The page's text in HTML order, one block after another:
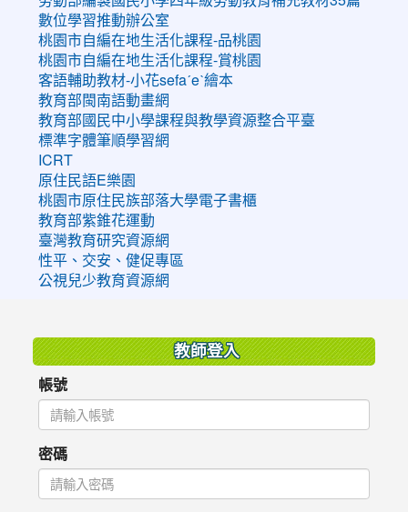
數位學習推動辦公室
桃園市自編在地生活化課程-品桃園
桃園市自編在地生活化課程-賞桃園
客語輔助教材-小花sefaˊeˋ繪本
教育部閩南語動畫網
教育部國民中小學課程與教學資源整合平臺
標準字體筆順學習網
ICRT
原住民語E樂園
桃園市原住民族部落大學電子書櫃
教育部紫錐花運動
臺灣教育研究資源網
性平、交安、健促專區
公視兒少教育資源網
教師登入
帳號
密碼